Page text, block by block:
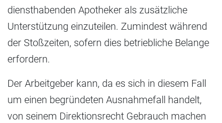
diensthabenden Apotheker als zusätzliche
Unterstützung einzuteilen. Zumindest während
der Stoßzeiten, sofern dies betriebliche Belange
erfordern.
Der Arbeitgeber kann, da es sich in diesem Fall
um einen begründeten Ausnahmefall handelt,
von seinem Direktionsrecht Gebrauch machen